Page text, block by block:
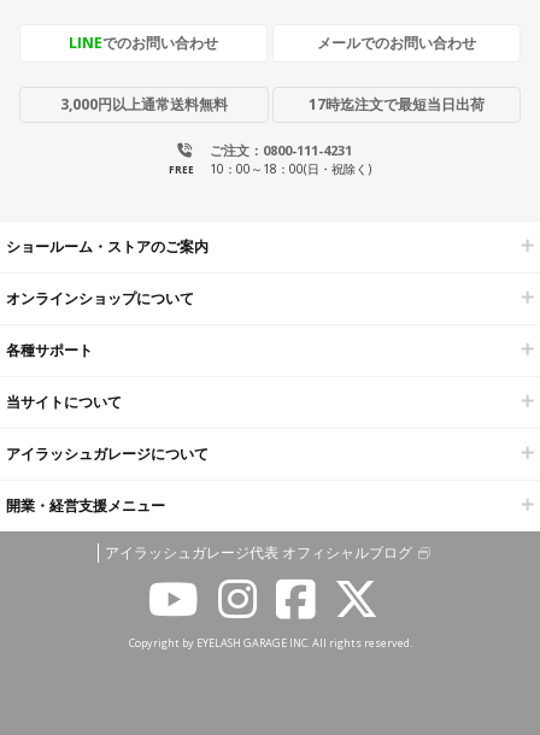
LINEでのお問い合わせ メールでのお問い合わせ
3,000円以上通常送料無料 17時迄注文で最短当日出荷
ご注文：0800-111-4231
FREE 10：00～18：00(日・祝除く)
ショールーム・ストアのご案内
オンラインショップについて
各種サポート
当サイトについて
アイラッシュガレージについて
開業・経営支援メニュー
アイラッシュガレージ代表 オフィシャルブログ
Copyright by EYELASH GARAGE INC. All rights reserved.